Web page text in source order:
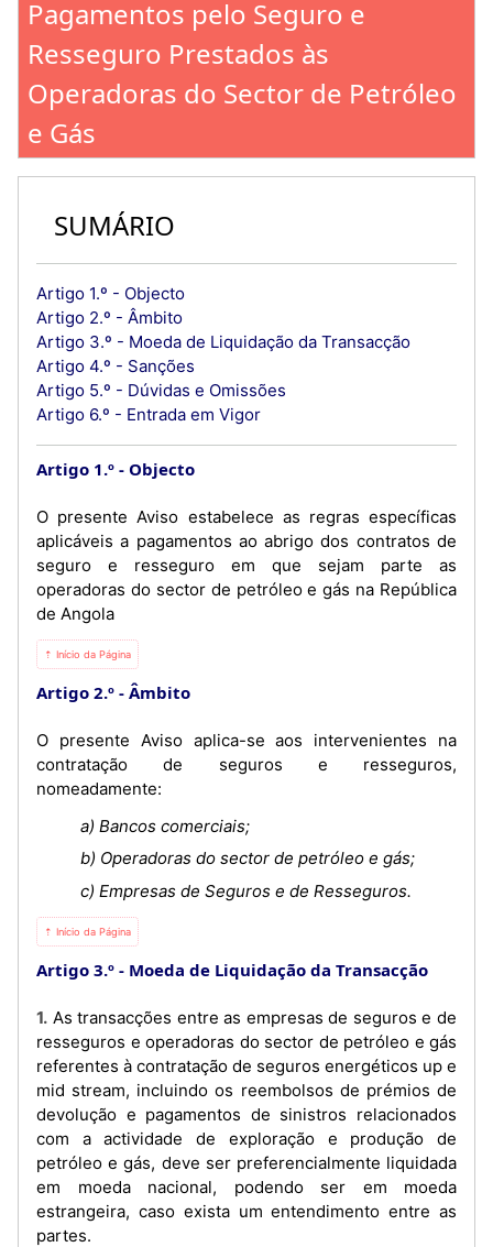
Pagamentos pelo Seguro e
Resseguro Prestados às
Operadoras do Sector de Petróleo
e Gás
SUMÁRIO
Artigo 1.º - Objecto
Artigo 2.º - Âmbito
Artigo 3.º - Moeda de Liquidação da Transacção
Artigo 4.º - Sanções
Artigo 5.º - Dúvidas e Omissões
Artigo 6.º - Entrada em Vigor
Artigo 1.º Objecto
O presente Aviso estabelece as regras específicas
aplicáveis a pagamentos ao abrigo dos contratos de
seguro e resseguro em que sejam parte as
operadoras do sector de petróleo e gás na República
de Angola
⇡ Início da Página
Artigo 2.º Âmbito
O presente Aviso aplica-se aos intervenientes na
contratação de seguros e resseguros,
nomeadamente:
a) Bancos comerciais;
b) Operadoras do sector de petróleo e gás;
c) Empresas de Seguros e de Resseguros.
⇡ Início da Página
Artigo 3.º Moeda de Liquidação da Transacção
1. As transacções entre as empresas de seguros e de
resseguros e operadoras do sector de petróleo e gás
referentes à contratação de seguros energéticos up e
mid stream, incluindo os reembolsos de prémios de
devolução e pagamentos de sinistros relacionados
com a actividade de exploração e produção de
petróleo e gás, deve ser preferencialmente liquidada
em moeda nacional, podendo ser em moeda
estrangeira, caso exista um entendimento entre as
partes.